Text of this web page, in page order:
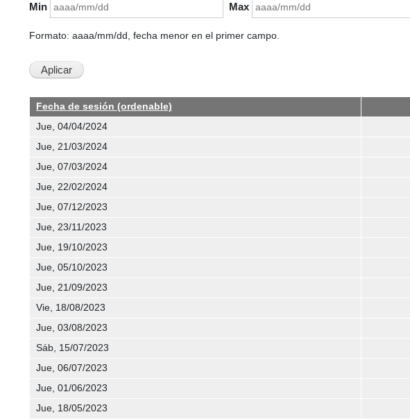
Min Max
Formato: aaaa/mm/dd, fecha menor en el primer campo.
Fecha de sesión (ordenable)
Jue, 04/04/2024
Jue, 21/03/2024
Jue, 07/03/2024
Jue, 22/02/2024
Jue, 07/12/2023
Jue, 23/11/2023
Jue, 19/10/2023
Jue, 05/10/2023
Jue, 21/09/2023
Vie, 18/08/2023
Jue, 03/08/2023
Sáb, 15/07/2023
Jue, 06/07/2023
Jue, 01/06/2023
Jue, 18/05/2023